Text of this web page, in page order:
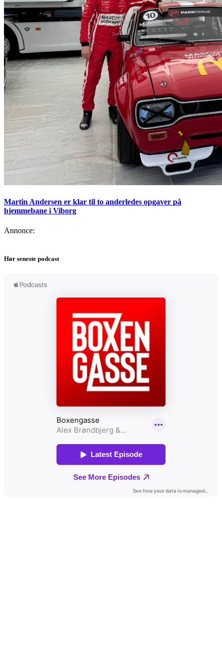
Martin Andersen er klar til to anderledes opgaver på
hjemmebane i Viborg
Annonce:
Hør seneste podcast